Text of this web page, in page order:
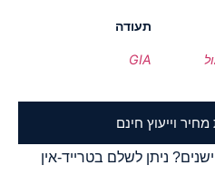
תעודה
GIA
וייעוץ חינם
ניתן לשלם בטרייד-אין